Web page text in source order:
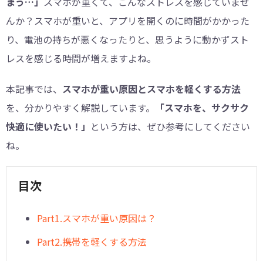
んか？スマホが重いと、アプリを開くのに時間がかかった
り、電池の持ちが悪くなったりと、思うように動かずスト
レスを感じる時間が増えますよね。
本記事では、 スマホが重い原因とスマホを軽くする方法
を、分かりやすく解説しています。
「スマホを、サクサク
快適に使いたい！」 という方は、ぜひ参考にしてください
ね。
目次
︎Part1.スマホが重い原因は？
︎Part2.携帯を軽くする方法